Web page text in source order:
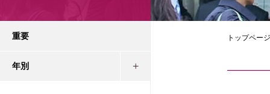
トップページ
重要
年別